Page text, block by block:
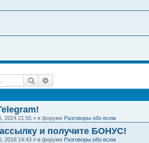
Поиск
2024 21:55 » в форуме Разговоры обо всем
и получите БОНУС!
2018 14:43 » в форуме Разговоры обо всем